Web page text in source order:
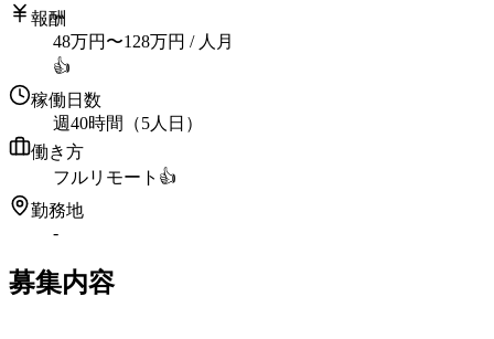
報酬
48万円 〜128万円 / 人月
👍
稼働日数
週40時間（5人日）
働き方
フルリモート 👍
勤務地
-
募集内容